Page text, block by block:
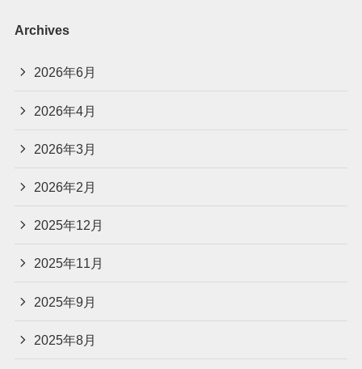
Archives
2026年6月
2026年4月
2026年3月
2026年2月
2025年12月
2025年11月
2025年9月
2025年8月